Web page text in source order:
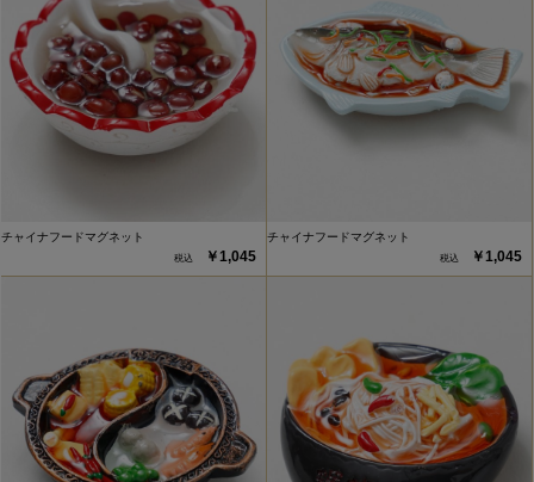
チャイナフードマグネット
￥1,045
チャイナフードマグネット
￥1,045